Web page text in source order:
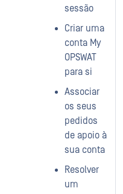
sessão
Criar uma
conta My
OPSWAT
para si
Associar
os seus
pedidos
de apoio à
sua conta
Resolver
um